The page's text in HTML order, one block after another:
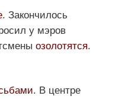
. Закончилось
у мэров
озолотятся.
. В центре